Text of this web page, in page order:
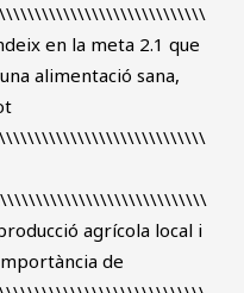
en la meta 2.1 que
alimentació sana,
agrícola local i
de